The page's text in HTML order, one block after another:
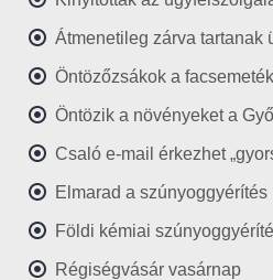
Átmenetileg zárva tartanak
Öntözőzsákok a
Öntözik a növényeket a
Csaló e-mail érkezhet
Elmarad a szúnyoggyérítés
Földi kémiai
Régiségvásár vasárnap